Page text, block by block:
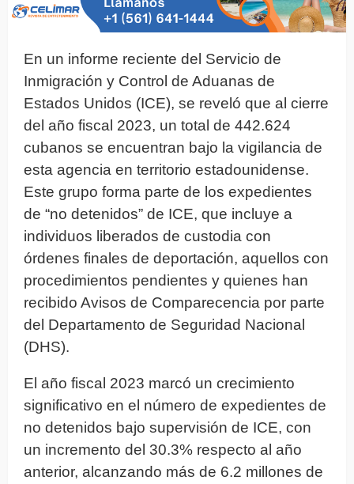
En un informe reciente del Servicio de
Inmigración y Control de Aduanas de
Estados Unidos (ICE), se reveló que al cierre
del año fiscal 2023, un total de 442.624
cubanos se encuentran bajo la vigilancia de
esta agencia en territorio estadounidense.
Este grupo forma parte de los expedientes
de “no detenidos” de ICE, que incluye a
individuos liberados de custodia con
órdenes finales de deportación, aquellos con
procedimientos pendientes y quienes han
recibido Avisos de Comparecencia por parte
del Departamento de Seguridad Nacional
(DHS).
El año fiscal 2023 marcó un crecimiento
significativo en el número de expedientes de
no detenidos bajo supervisión de ICE, con
un incremento del 30.3% respecto al año
anterior, alcanzando más de 6.2 millones de